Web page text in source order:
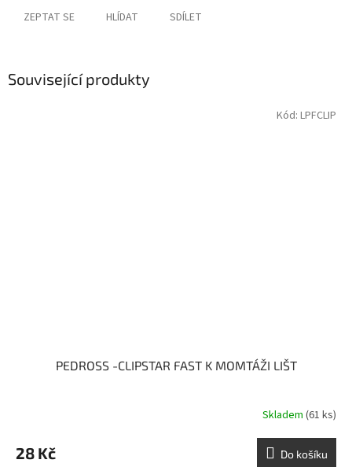
ZEPTAT SE HLÍDAT SDÍLET
Související produkty
PEDROSS -CLIPSTAR FAST K MOMTÁŽI LIŠT
Skladem (61 ks)
28 Kč Do košíku
Kód: LPFCLIP